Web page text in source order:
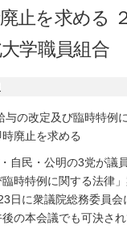
止を求める
学職員組合
与の改定及び臨時特例
廃止を求める
自民・公明の3党が議
時特例に関する法律
日に衆議院総務委員会
の本会議でも可決さ